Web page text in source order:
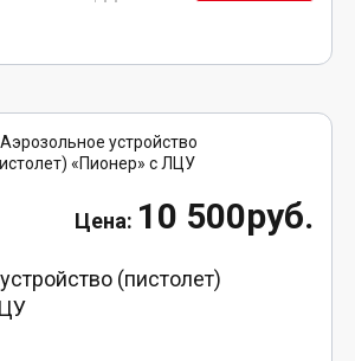
10 500руб.
(пистолет)